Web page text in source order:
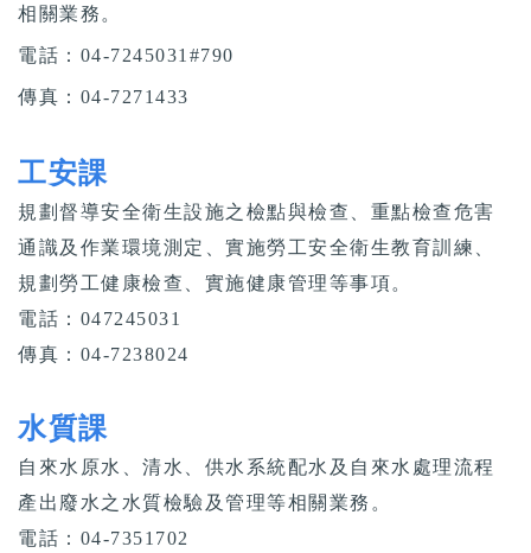
相關業務。
電話：04-7245031#790
傳真：04-7271433
工安課
規劃督導安全衛生設施之檢點與檢查、重點檢查危害
通識及作業環境測定、實施勞工安全衛生教育訓練、
規劃勞工健康檢查、實施健康管理等事項。
電話：047245031
傳真：04-7238024
水質課
自來水原水、清水、供水系統配水及自來水處理流程
產出廢水之水質檢驗及管理等相關業務。
電話：04-7351702